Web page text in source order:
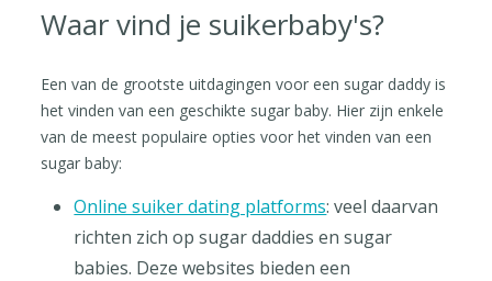
Waar vind je suikerbaby's?
Een van de grootste uitdagingen voor een sugar daddy is
het vinden van een geschikte sugar baby. Hier zijn enkele
van de meest populaire opties voor het vinden van een
sugar baby:
Online suiker dating platforms: veel daarvan
richten zich op sugar daddies en sugar
babies. Deze websites bieden een